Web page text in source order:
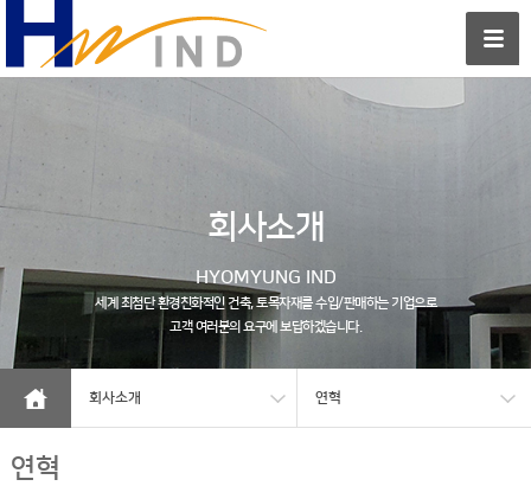
회사소개
HYOMYUNG IND
세계 최첨단 환경친화적인 건축, 토목자재를 수입/판매하는 기업으로
고객 여러분의 요구에 보답하겠습니다.
회사소개 연혁
연혁